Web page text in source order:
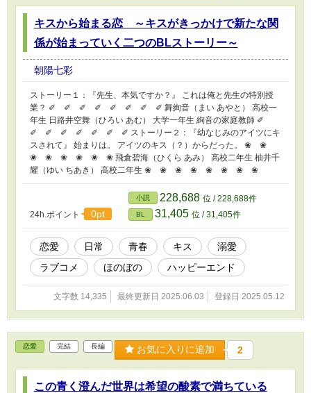
キスから始まる恋 ～キスがきっかけで新たな関
係が始まっていく二つのBLストーリー～
朝陽七彩
ストーリー１：『先生、本気ですか？』 これは俺と先生の特別授
業？ ✐ ✐ ✐ ✐ ✐ ✐ ✐ ✐ 舞絢音（まい あやと） 高校一
年生 日路井空舞（ひろい あむ） 大学一年生 絢音の家庭教師 ✐
✐ ✐ ✐ ✐ ✐ ✐ ✐ ストーリー２：『幼なじみのアイツにキ
スされて』 始まりは。 アイツのキス（？）からだった。 ❀ ❀
❀ ❀ ❀ ❀ ❀ ❀ 飛倉碧海（ひくら あみ） 高校二年生 柚井千
耀（ゆい ちあき） 高校二年生 ❀ ❀ ❀ ❀ ❀ ❀ ❀ ❀
24h.ポイント 0pt
小説 228,688 位 / 228,688件
BL 31,405 位 / 31,405件
恋愛 日常 青春 キス
溺愛
ラブコメ
ほのぼの ハッピーエンド
文字数 14,335 最終更新日 2025.06.03 登録日 2025.05.12
恋愛 完結 長編 お気に入りに追加 2
この青く澄んだ世界は希望の酸素で満ちている